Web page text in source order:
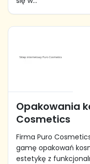
Opakowania
Cosmetics
Firma Puro
gamę opakowań
estetykę z